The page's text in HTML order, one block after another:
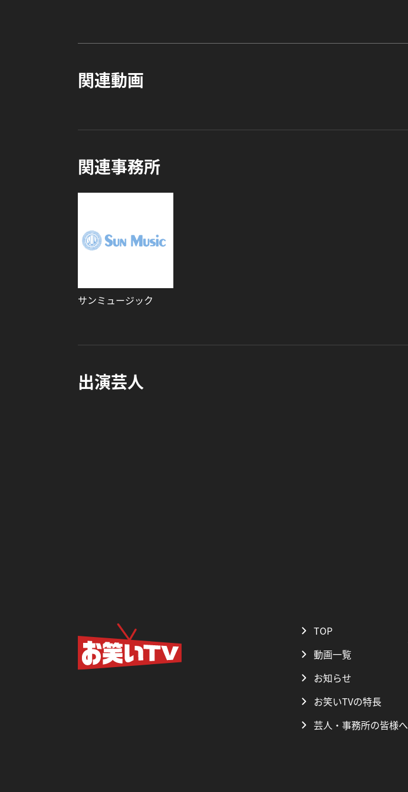
関連動画
関連事務所
サンミュージック
出演芸人
TOP
動画一覧
お知らせ
お笑いTVの特長
芸人・事務所の皆様へ